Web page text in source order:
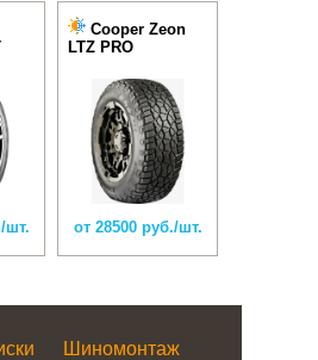
шт.
Cooper Zeon
LTZ PRO
от 28500 руб./шт.
Шиномонтаж